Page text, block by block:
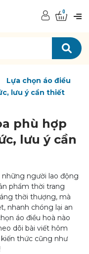
0
Lựa chọn áo điều
lưu ý cần thiết
phù hợp
lưu ý cần
những người lao động
phẩm thời trang
thời thượng, mà
nhanh chóng lại an
áo điều hoà nào
dõi bài viết hôm
thức cũng như